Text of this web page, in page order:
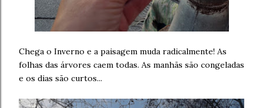
Chega o Inverno e a paisagem muda radicalmente! As
folhas das árvores caem todas. As manhãs são congeladas
e os dias são curtos...